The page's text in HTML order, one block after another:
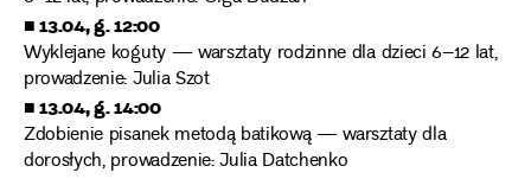
■ 13.04, g. 12:00
Wyklejane koguty — warsztaty rodzinne dla dzieci 6–12 lat,
prowadzenie: Julia Szot
■ 13.04, g. 14:00
Zdobienie pisanek metodą batikową — warsztaty dla
dorosłych, prowadzenie: Julia Datchenko